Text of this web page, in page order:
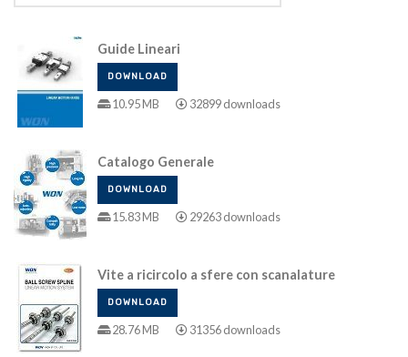
Guide Lineari
DOWNLOAD
10.95 MB 32899 downloads
Catalogo Generale
DOWNLOAD
15.83 MB 29263 downloads
Vite a ricircolo a sfere con scanalature
DOWNLOAD
28.76 MB 31356 downloads